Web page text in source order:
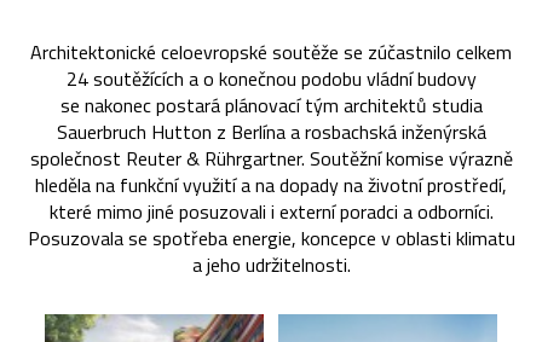
Architektonické celoevropské soutěže se zúčastnilo celkem
24 soutěžících a o konečnou podobu vládní budovy
se nakonec postará plánovací tým architektů studia
Sauerbruch Hutton z Berlína a rosbachská inženýrská
společnost Reuter & Rührgartner. Soutěžní komise výrazně
hleděla na funkční využití a na dopady na životní prostředí,
které mimo jiné posuzovali i externí poradci a odborníci.
Posuzovala se spotřeba energie, koncepce v oblasti klimatu
a jeho udržitelnosti.